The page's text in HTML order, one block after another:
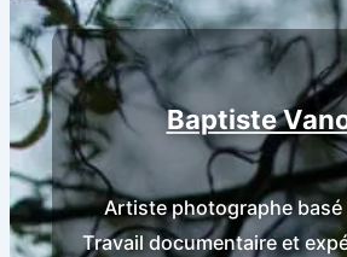
Baptiste
Artiste photographe basé
Travail documentaire et